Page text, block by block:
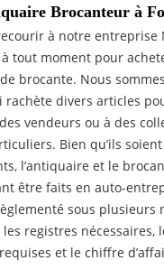
Brocanteur à
à notre entreprise
tout moment pour
brocante. Nous
divers articles
vendeurs ou à des
Bien qu’ils
l’antiquaire et le
être faits en auto-
sous plusieurs
registres nécessaires,
et le chiffre